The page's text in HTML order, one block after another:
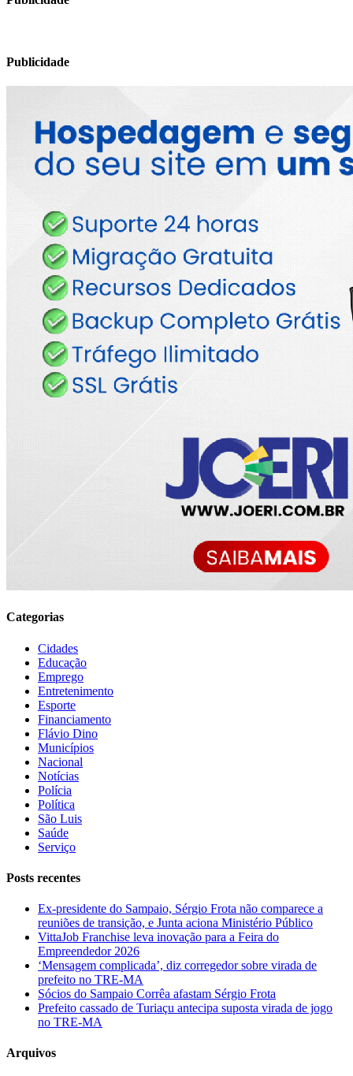
Publicidade
Categorias
Cidades
Educação
Emprego
Entretenimento
Esporte
Financiamento
Flávio Dino
Municípios
Nacional
Notícias
Polícia
Política
São Luis
Saúde
Serviço
Posts recentes
Ex-presidente do Sampaio, Sérgio Frota não comparece a
reuniões de transição, e Junta aciona Ministério Público
VittaJob Franchise leva inovação para a Feira do
Empreendedor 2026
‘Mensagem complicada’, diz corregedor sobre virada de
prefeito no TRE-MA
Sócios do Sampaio Corrêa afastam Sérgio Frota
Prefeito cassado de Turiaçu antecipa suposta virada de jogo
no TRE-MA
Arquivos